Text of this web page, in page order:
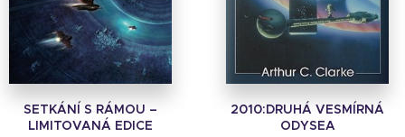
SETKÁNÍ S RÁMOU –
LIMITOVANÁ EDICE
2010:DRUHÁ VESMÍRNÁ
ODYSEA